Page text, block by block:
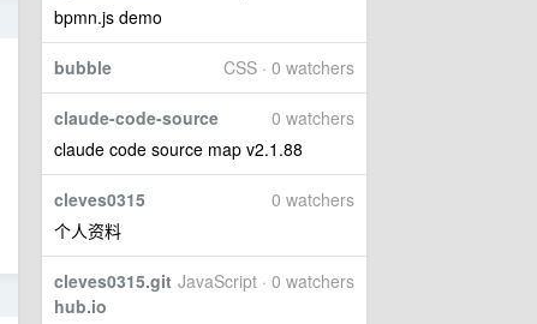
bpmn.js demo
CSS · 0 watchers
bubble
0 watchers
claude-code-source
claude code source map v2.1.88
0 watchers
cleves0315
个人资料
JavaScript · 0 watchers
cleves0315.git
hub.io